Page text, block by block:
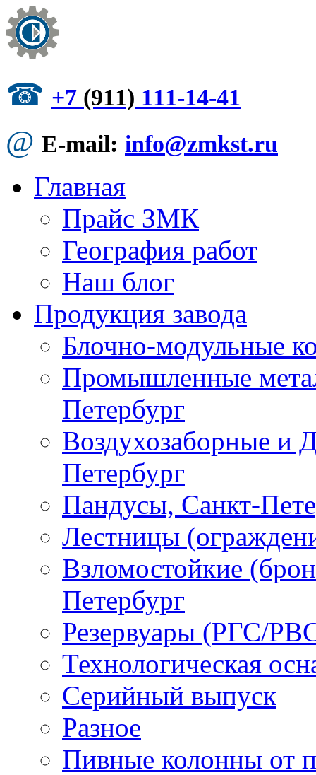
☎ +7 (911) 111-14-41
@ E-mail: info@zmkst.ru
Главная
Прайс ЗМК
География работ
Наш блог
Продукция завода
Блочно-модульные
Промышленные
Петербург
Воздухозаборные и
Петербург
Пандусы, Санкт-
Лестницы
Взломостойкие
Петербург
Резервуары (РГС/
Технологическая
Серийный выпуск
Разное
Пивные колонны от